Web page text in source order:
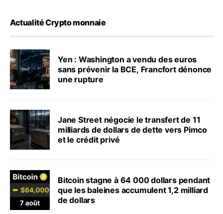
Actualité Crypto monnaie
Yen : Washington a vendu des euros
sans prévenir la BCE, Francfort dénonce
une rupture
Jane Street négocie le transfert de 11
milliards de dollars de dette vers Pimco
et le crédit privé
Bitcoin stagne à 64 000 dollars pendant
que les baleines accumulent 1,2 milliard
de dollars